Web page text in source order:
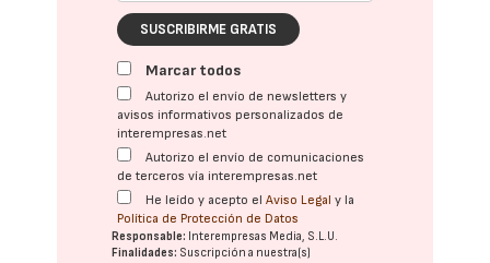
SUSCRIBIRME GRATIS
Marcar todos
Autorizo el envío de newsletters y
avisos informativos personalizados de
interempresas.net
Autorizo el envío de comunicaciones
de terceros vía interempresas.net
He leído y acepto elAviso Legal y la
Política de Protección de Datos
Responsable: Interempresas Media, S.L.U.
Finalidades: Suscripción a nuestra(s)